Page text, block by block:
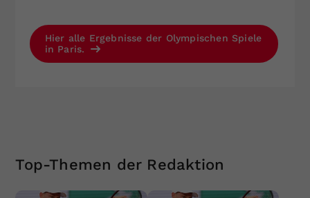
Hier alle Ergebnisse der Olympischen Spiele
in Paris.
Top-Themen der Redaktion